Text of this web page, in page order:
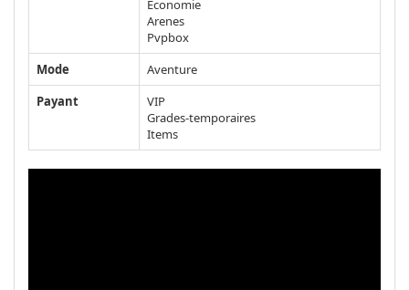
Economie
Arenes
Pvpbox
Mode
Aventure
Payant
VIP
Grades-temporaires
Items